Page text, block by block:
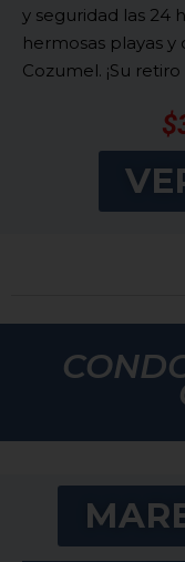
y seguridad las 24
hermosas playas
Cozumel. ¡Su